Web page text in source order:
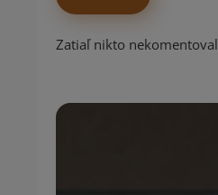
Zatiaľ nikto nekomentoval